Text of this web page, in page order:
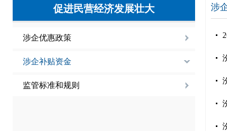
促进民营经济发展壮大
涉企优惠政策
涉企补贴资金
监管标准和规则
涉